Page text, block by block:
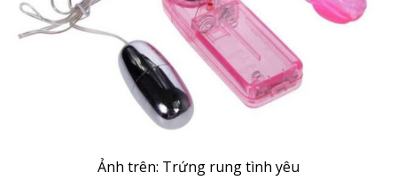
Ảnh trên: Trứng rung tình yêu